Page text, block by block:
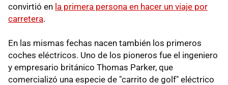
convirtió en la primera persona en hacer un viaje por
carretera.
En las mismas fechas nacen también los primeros
coches eléctricos. Uno de los pioneros fue el ingeniero
y empresario británico Thomas Parker, que
comercializó una especie de "carrito de golf" eléctrico